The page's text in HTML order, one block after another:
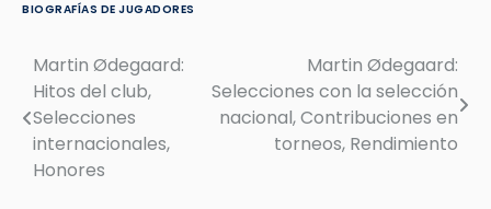
BIOGRAFÍAS DE JUGADORES
Post
navigation
Martin Ødegaard:
Hitos del club,
Selecciones
internacionales,
Honores
Martin Ødegaard:
Selecciones con la selección
nacional, Contribuciones en
torneos, Rendimiento